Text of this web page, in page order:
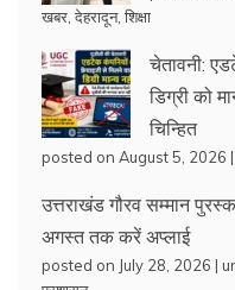
खबर देहरादून, शिक्षा
चेतावनी:
डिग्री को
चिन्हित
posted on August 5, 2026 |
उत्तराखंड गौरव सम्मान
अगस्त तक करें अप्लाई
posted on July 28, 2026 |